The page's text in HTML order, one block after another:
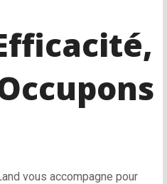
vous accompagne pour